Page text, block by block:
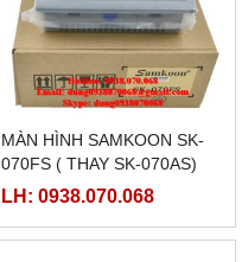
MÀN HÌNH SAMKOON SK-
070FS ( THAY SK-070AS)
LH: 0938.070.068